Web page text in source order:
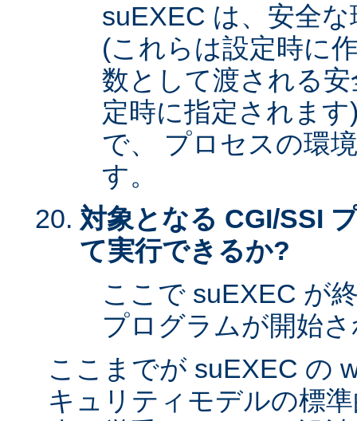
suEXEC は、安全
(これらは設定時に
数として渡される
定時に指定されま
で、 プロセスの環
す。
対象となる CGI/SSI
て実行できるか?
ここで suEXEC が
プログラムが開始
ここまでが suEXEC の
キュリティモデルの標